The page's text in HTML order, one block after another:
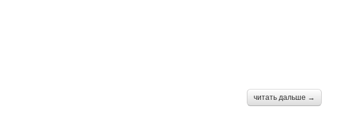
читать дальше →